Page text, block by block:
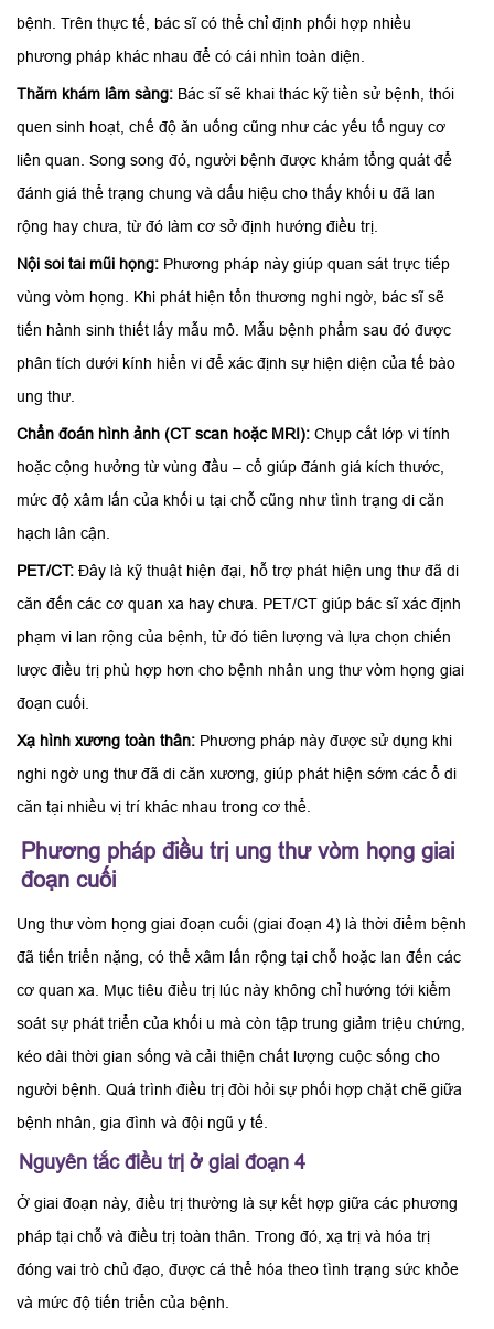
bệnh. Trên thực tế, bác sĩ có thể chỉ định phối hợp nhiều
phương pháp khác nhau để có cái nhìn toàn diện.
Thăm khám lâm sàng: Bác sĩ sẽ khai thác kỹ tiền sử bệnh, thói
quen sinh hoạt, chế độ ăn uống cũng như các yếu tố nguy cơ
liên quan. Song song đó, người bệnh được khám tổng quát để
đánh giá thể trạng chung và dấu hiệu cho thấy khối u đã lan
rộng hay chưa, từ đó làm cơ sở định hướng điều trị.
Nội soi tai mũi họng: Phương pháp này giúp quan sát trực tiếp
vùng vòm họng. Khi phát hiện tổn thương nghi ngờ, bác sĩ sẽ
tiến hành sinh thiết lấy mẫu mô. Mẫu bệnh phẩm sau đó được
phân tích dưới kính hiển vi để xác định sự hiện diện của tế bào
ung thư.
Chẩn đoán hình ảnh (CT scan hoặc MRI): Chụp cắt lớp vi tính
hoặc cộng hưởng từ vùng đầu – cổ giúp đánh giá kích thước,
mức độ xâm lấn của khối u tại chỗ cũng như tình trạng di căn
hạch lân cận.
PET/CT: Đây là kỹ thuật hiện đại, hỗ trợ phát hiện ung thư đã di
căn đến các cơ quan xa hay chưa. PET/CT giúp bác sĩ xác định
phạm vi lan rộng của bệnh, từ đó tiên lượng và lựa chọn chiến
lược điều trị phù hợp hơn cho bệnh nhân ung thư vòm họng giai
đoạn cuối.
Xạ hình xương toàn thân: Phương pháp này được sử dụng khi
nghi ngờ ung thư đã di căn xương, giúp phát hiện sớm các ổ di
căn tại nhiều vị trí khác nhau trong cơ thể.
Phương pháp điều trị ung thư vòm họng giai
đoạn cuối
Ung thư vòm họng giai đoạn cuối (giai đoạn 4) là thời điểm bệnh
đã tiến triển nặng, có thể xâm lấn rộng tại chỗ hoặc lan đến các
cơ quan xa. Mục tiêu điều trị lúc này không chỉ hướng tới kiểm
soát sự phát triển của khối u mà còn tập trung giảm triệu chứng,
kéo dài thời gian sống và cải thiện chất lượng cuộc sống cho
người bệnh. Quá trình điều trị đòi hỏi sự phối hợp chặt chẽ giữa
bệnh nhân, gia đình và đội ngũ y tế.
Nguyên tắc điều trị ở giai đoạn 4
Ở giai đoạn này, điều trị thường là sự kết hợp giữa các phương
pháp tại chỗ và điều trị toàn thân. Trong đó, xạ trị và hóa trị
đóng vai trò chủ đạo, được cá thể hóa theo tình trạng sức khỏe
và mức độ tiến triển của bệnh.